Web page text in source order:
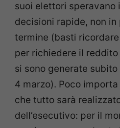
suoi elettori speravano
decisioni rapide, non
termine (basti
per richiedere il
si sono generate
4 marzo). Poco
che tutto sarà
dell’esecutivo: per il